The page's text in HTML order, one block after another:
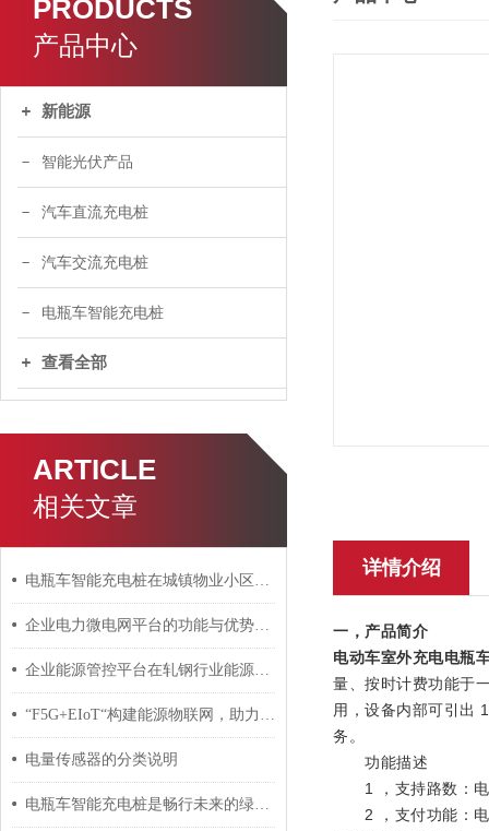
PRODUCTS
产品中心
新能源
智能光伏产品
汽车直流充电桩
汽车交流充电桩
电瓶车智能充电桩
查看全部
ARTICLE
相关文章
电瓶车智能充电桩在城镇物业小区改造中的应用
企业电力微电网平台的功能与优势介绍
企业能源管控平台在轧钢行业能源管理中的应用
“F5G+EIoT“构建能源物联网，助力电力物联网数据服务
电量传感器的分类说明
电瓶车智能充电桩是畅行未来的绿色伙伴
详情介绍
一，产品简介
电动车室外充电电瓶
量、按时计费功能于
用，设备内部可引出
务。
功能描述
1 ，支持路数：电
2 ，支付功能：电